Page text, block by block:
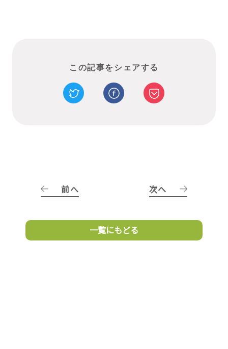
この記事をシェアする
前へ
一覧にもどる
次へ